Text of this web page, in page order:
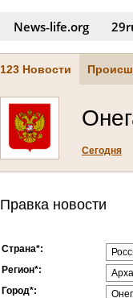
News‑life.org
123 Новости
Сегодня
Правка новости
Страна*:
Регион*:
Город*: